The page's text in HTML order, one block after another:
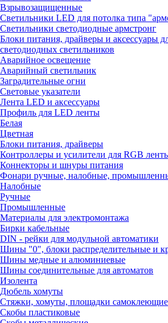
Взрывозащищенные
Светильники LED для потолка типа
Светильники светодиодные армстронг
Блоки питания, драйверы и аксессуары
светодиодных светильников
Аварийное освещение
Аварийный светильник
Заградительные огни
Световые указатели
Лента LED и аксессуары
Профиль для LED ленты
Белая
Цветная
Блоки питания, драйверы
Контроллеры и усилители для RGB
Коннекторы и шнуры питания
Фонари ручные, налобные,
Налобные
Ручные
Промышленные
Материалы для электромонтажа
Бирки кабельные
DIN - рейки для модульной автоматики
Шины "0", блоки распределительные и
Шины медные и алюминиевые
Шины соединительные для автоматов
Изолента
Дюбель хомуты
Стяжки, хомуты, площадки
Скобы пластиковые